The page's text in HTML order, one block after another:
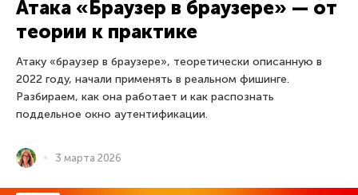
Атака «Браузер в браузере» — от
теории к практике
Атаку «браузер в браузере», теоретически описанную в
2022 году, начали применять в реальном фишинге.
Разбираем, как она работает и как распознать
поддельное окно аутентификации.
3 марта 2026